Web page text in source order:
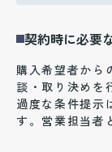
契約時に必要
購入希望者から
談・取り決めを
過度な条件提示
す。営業担当者